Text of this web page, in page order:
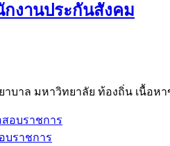
งานประกันสังคม
บาล มหาวิทยาลัย ท้องถิ่น เนื้อ
อบราชการ
บราชการ